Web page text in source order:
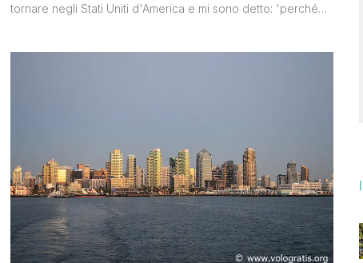
tornare negli Stati Uniti d'America e mi sono detto: 'perché